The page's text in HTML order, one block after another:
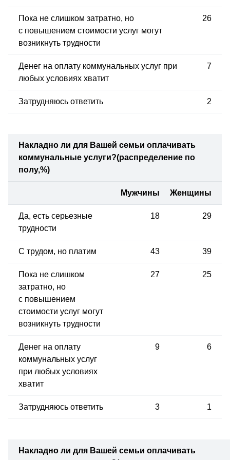
Пока не слишком затратно, но
с повышением стоимости услуг могут
возникнуть трудности
26
Денег на оплату коммунальных услуг при
любых условиях хватит
7
Затрудняюсь ответить 2
Накладно ли для Вашей семьи оплачивать
коммунальные услуги?(распределение по
полу,%)
Мужчины Женщины
Да, есть серьезные
трудности
18 29
С трудом, но платим 43 39
Пока не слишком
затратно, но
с повышением
стоимости услуг могут
возникнуть трудности
27 25
Денег на оплату
коммунальных услуг
при любых условиях
хватит
9 6
Затрудняюсь ответить 3 1
Накладно ли для Вашей семьи оплачивать